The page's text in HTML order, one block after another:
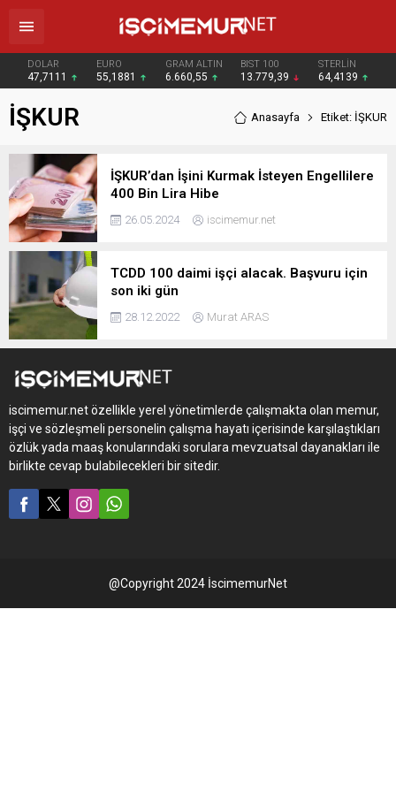
DOLAR
47,7111
EURO
55,1881
GRAM ALTIN
6.660,55
BIST 100
13.779,39
STERLİN
64,4139
İŞKUR Anasayfa Etiket: İŞKUR
İŞKUR’dan İşini Kurmak İsteyen Engellilere
400 Bin Lira Hibe
26.05.2024 iscimemur.net
TCDD 100 daimi işçi alacak. Başvuru için
son iki gün
28.12.2022 Murat ARAS
iscimemur.net özellikle yerel yönetimlerde çalışmakta olan memur,
işçi ve sözleşmeli personelin çalışma hayatı içerisinde karşılaştıkları
özlük yada maaş konularındaki sorulara mevzuatsal dayanakları ile
birlikte cevap bulabilecekleri bir sitedir.
@Copyright 2024 İscimemurNet